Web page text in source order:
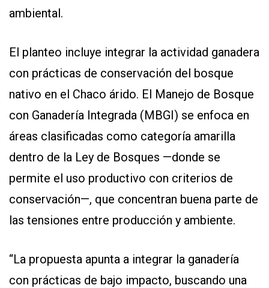
ambiental.
El planteo incluye integrar la actividad ganadera
con prácticas de conservación del bosque
nativo en el Chaco árido. El Manejo de Bosque
con Ganadería Integrada (MBGI) se enfoca en
áreas clasificadas como categoría amarilla
dentro de la Ley de Bosques —donde se
permite el uso productivo con criterios de
conservación—, que concentran buena parte de
las tensiones entre producción y ambiente.
“La propuesta apunta a integrar la ganadería
con prácticas de bajo impacto, buscando una